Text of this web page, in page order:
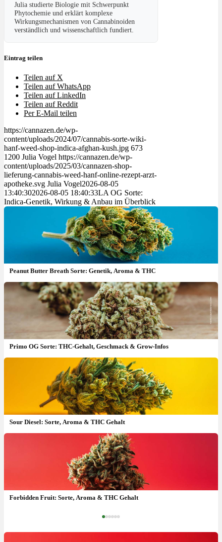
Julia studierte Biologie mit Schwerpunkt
Phytochemie und erklärt komplexe
Wirkungsmechanismen von Cannabinoiden
verständlich und wissenschaftlich fundiert.
Eintrag teilen
Teilen auf X
Teilen auf WhatsApp
Teilen auf LinkedIn
Teilen auf Reddit
Per E-Mail teilen
https://cannazen.de/wp-
content/uploads/2024/07/cannabis-sorte-wiki-
hanf-weed-shop-indica-afghan-kush.jpg 673
1200 Julia Vogel https://cannazen.de/wp-
content/uploads/2025/03/cannazen-shop-
lieferung-cannabis-weed-hanf-online-rezept-arzt-
apotheke.svg Julia Vogel2026-08-05
13:40:302026-08-05 18:40:33LA OG Sorte:
Indica-Genetik, Wirkung & Anbau im Überblick
Peanut Butter Breath Sorte: Genetik, Aroma & THC
Primo OG Sorte: THC-Gehalt, Geschmack & Grow-Infos
Sour Diesel: Sorte, Aroma & THC Gehalt
Forbidden Fruit: Sorte, Aroma & THC Gehalt
Peechy Keen Sorte: Wirkung, THC & wie kaufen ?